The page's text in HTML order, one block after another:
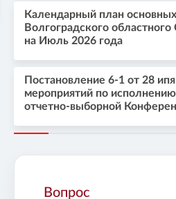
Календарный план
Волгоградского
на Июль 2026 года
Постановление 6-1 от 28
мероприятий по
отчетно-выборной
Вопрос